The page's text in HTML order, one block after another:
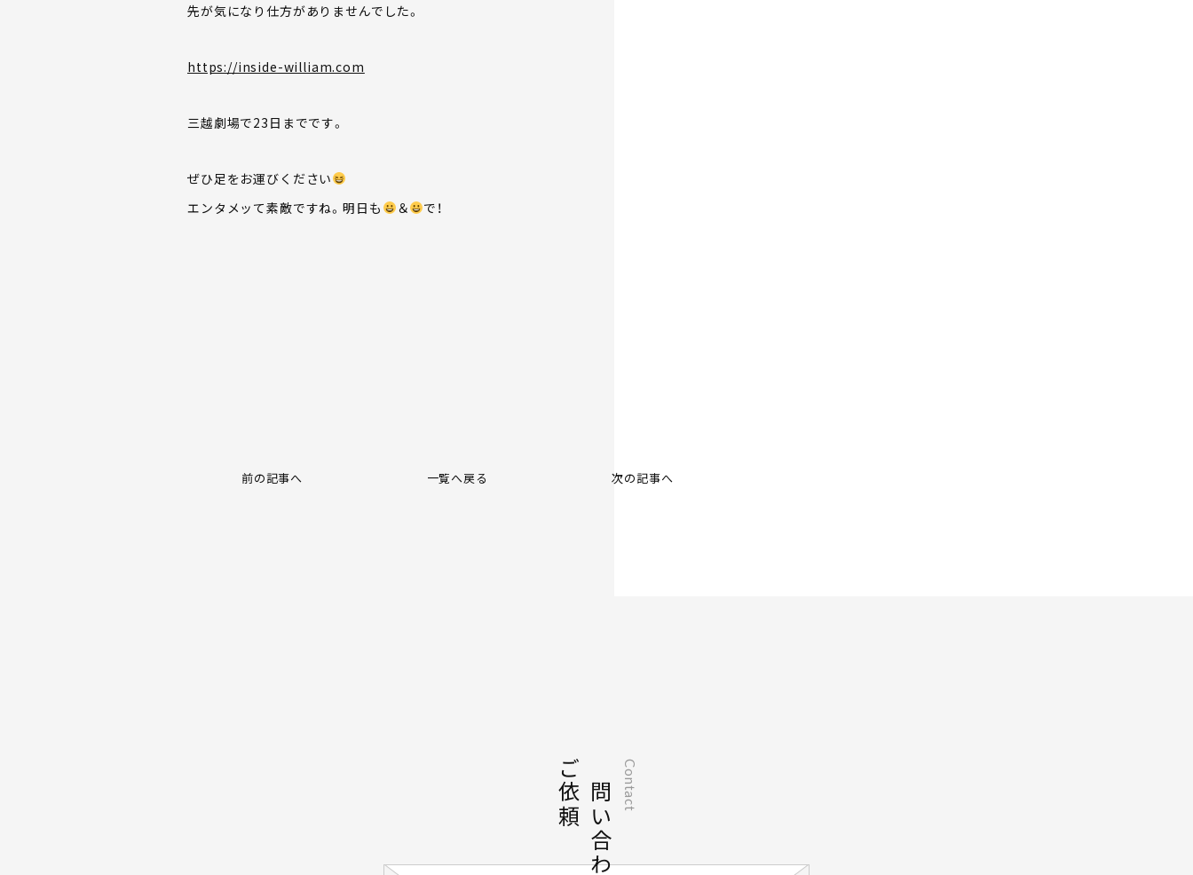
先が気になり仕方がありませんでした。
https://inside-william.com
三越劇場で23日までです。
ぜひ足をお運びください
エンタメッて素敵ですね。明日も
＆ で！
前の記事へ 一覧へ戻る 次の記事へ
お問い合わせ
ご依頼 Contact